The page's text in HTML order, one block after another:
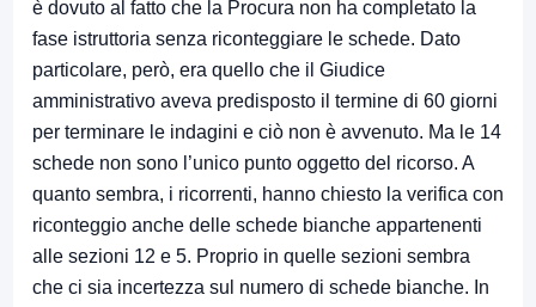
è dovuto al fatto che la Procura non ha completato la
fase istruttoria senza riconteggiare le schede. Dato
particolare, però, era quello che il Giudice
amministrativo aveva predisposto il termine di 60 giorni
per terminare le indagini e ciò non è avvenuto. Ma le 14
schede non sono l’unico punto oggetto del ricorso. A
quanto sembra, i ricorrenti, hanno chiesto la verifica con
riconteggio anche delle schede bianche appartenenti
alle sezioni 12 e 5. Proprio in quelle sezioni sembra
che ci sia incertezza sul numero di schede bianche. In